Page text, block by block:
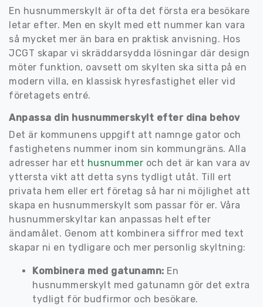
En husnummerskylt är ofta det första era besökare
letar efter. Men en skylt med ett nummer kan vara
så mycket mer än bara en praktisk anvisning. Hos
JCGT skapar vi skräddarsydda lösningar där design
möter funktion, oavsett om skylten ska sitta på en
modern villa, en klassisk hyresfastighet eller vid
företagets entré.
Anpassa din husnummerskylt efter dina behov
Det är kommunens uppgift att namnge gator och
fastighetens nummer inom sin kommungräns. Alla
adresser har ett husnummer och det är kan vara av
yttersta vikt att detta syns tydligt utåt. Till ert
privata hem eller ert företag så har ni möjlighet att
skapa en husnummerskylt som passar för er. Våra
husnummerskyltar kan anpassas helt efter
ändamålet. Genom att kombinera siffror med text
skapar ni en tydligare och mer personlig skyltning:
Kombinera med gatunamn: En
husnummerskylt med gatunamn gör det extra
tydligt för budfirmor och besökare.